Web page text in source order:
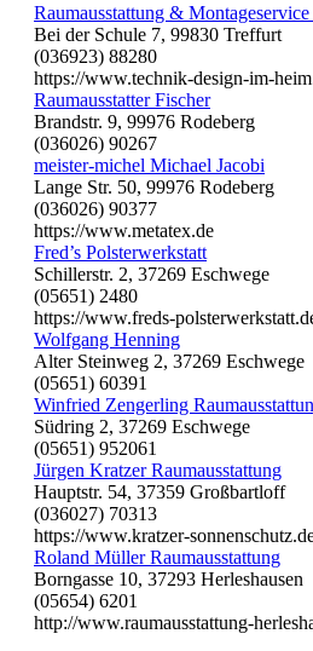
Raumausstattung &
Bei der Schule 7, 99830 Treffurt
(036923) 88280
https://www.technik-design-im-
Raumausstatter Fischer
Brandstr. 9, 99976 Rodeberg
(036026) 90267
meister-michel Michael Jacobi
Lange Str. 50, 99976 Rodeberg
(036026) 90377
https://www.metatex.de
Fred’s Polsterwerkstatt
Schillerstr. 2, 37269 Eschwege
(05651) 2480
https://www.freds-
Wolfgang Henning
Alter Steinweg 2, 37269 Eschwege
(05651) 60391
Winfried Zengerling
Südring 2, 37269 Eschwege
(05651) 952061
Jürgen Kratzer Raumausstattung
Hauptstr. 54, 37359 Großbartloff
(036027) 70313
https://www.kratzer-
Roland Müller Raumausstattung
Borngasse 10, 37293 Herleshausen
(05654) 6201
http://www.raumausstattung-